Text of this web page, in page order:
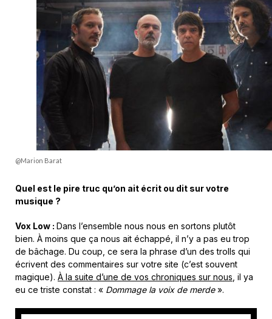
@Marion Barat
Quel est le pire truc qu’on ait écrit ou dit sur votre
musique ?
Vox Low : Dans l’ensemble nous nous en sortons plutôt
bien. À moins que ça nous ait échappé, il n’y a pas eu trop
de bâchage. Du coup, ce sera la phrase d’un des trolls qui
écrivent des commentaires sur votre site (c’est souvent
magique). À la suite d’une de vos chroniques sur nous , il ya
eu ce triste constat : « Dommage la voix de merde».